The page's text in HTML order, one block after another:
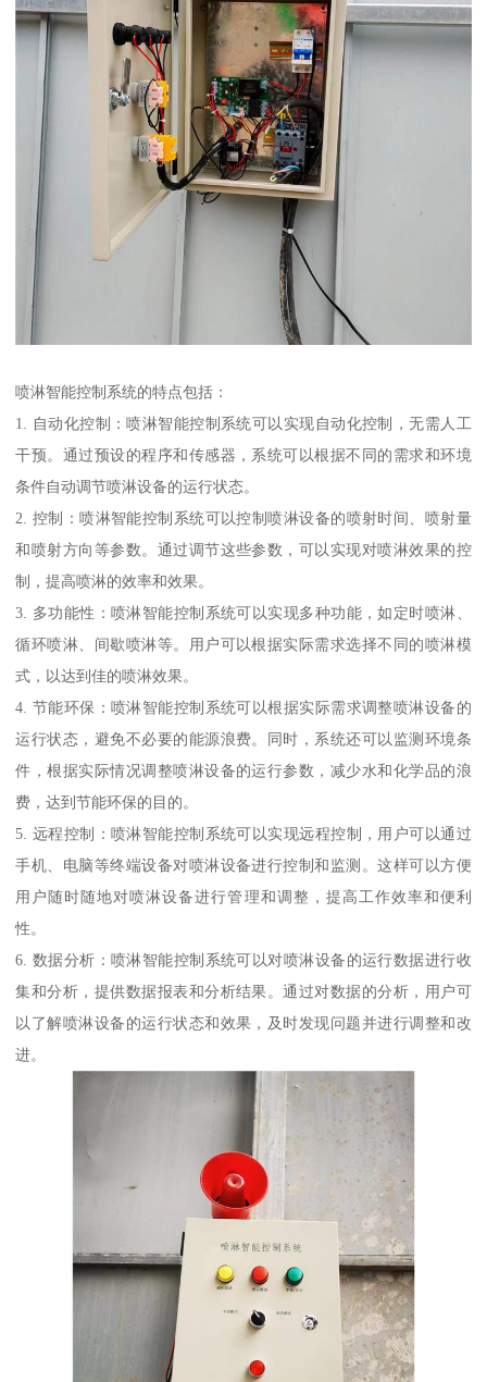
喷淋智能控制系统的特点包括：
1. 自动化控制：喷淋智能控制系统可以实现自动化控制，无需人工
干预。通过预设的程序和传感器，系统可以根据不同的需求和环境
条件自动调节喷淋设备的运行状态。
2. 控制：喷淋智能控制系统可以控制喷淋设备的喷射时间、喷射量
和喷射方向等参数。通过调节这些参数，可以实现对喷淋效果的控
制，提高喷淋的效率和效果。
3. 多功能性：喷淋智能控制系统可以实现多种功能，如定时喷淋、
循环喷淋、间歇喷淋等。用户可以根据实际需求选择不同的喷淋模
式，以达到佳的喷淋效果。
4. 节能环保：喷淋智能控制系统可以根据实际需求调整喷淋设备的
运行状态，避免不必要的能源浪费。同时，系统还可以监测环境条
件，根据实际情况调整喷淋设备的运行参数，减少水和化学品的浪
费，达到节能环保的目的。
5. 远程控制：喷淋智能控制系统可以实现远程控制，用户可以通过
手机、电脑等终端设备对喷淋设备进行控制和监测。这样可以方便
用户随时随地对喷淋设备进行管理和调整，提高工作效率和便利
性。
6. 数据分析：喷淋智能控制系统可以对喷淋设备的运行数据进行收
集和分析，提供数据报表和分析结果。通过对数据的分析，用户可
以了解喷淋设备的运行状态和效果，及时发现问题并进行调整和改
进。